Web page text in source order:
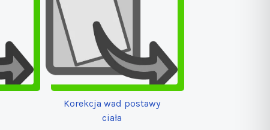
Korekcja wad postawy
ciała